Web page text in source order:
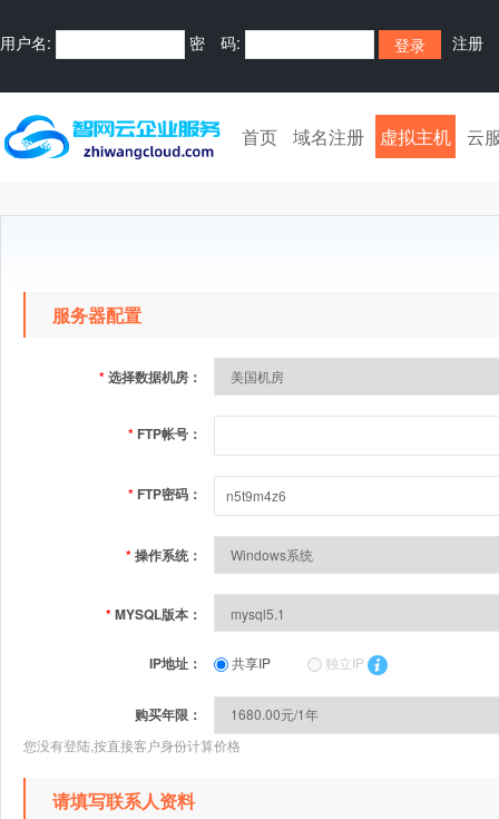
用户名: 密 码: 注册
首页 域名注册 虚拟主机 云
服务器配置
*选择数据机房：
* FTP帐号：
* FTP密码：
*操作系统：
*MYSQL版本：
IP地址： 共享IP 独立IP
购买年限：
您没有登陆,按直接客户身份计算价格
请填写联系人资料